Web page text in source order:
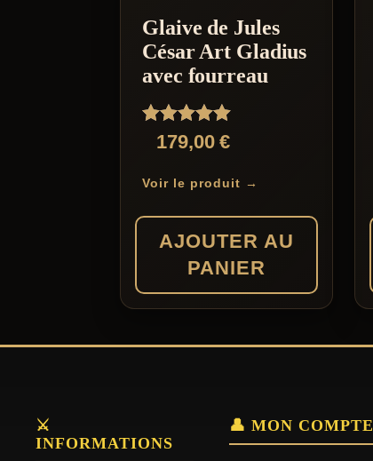
Glaive de Jules
César Art Gladius
avec fourreau
Note
5.00
179,00€
Voir le produit →
AJOUTER AU
PANIER
⚔️
INFORMATIONS
👤 MON COMPTE